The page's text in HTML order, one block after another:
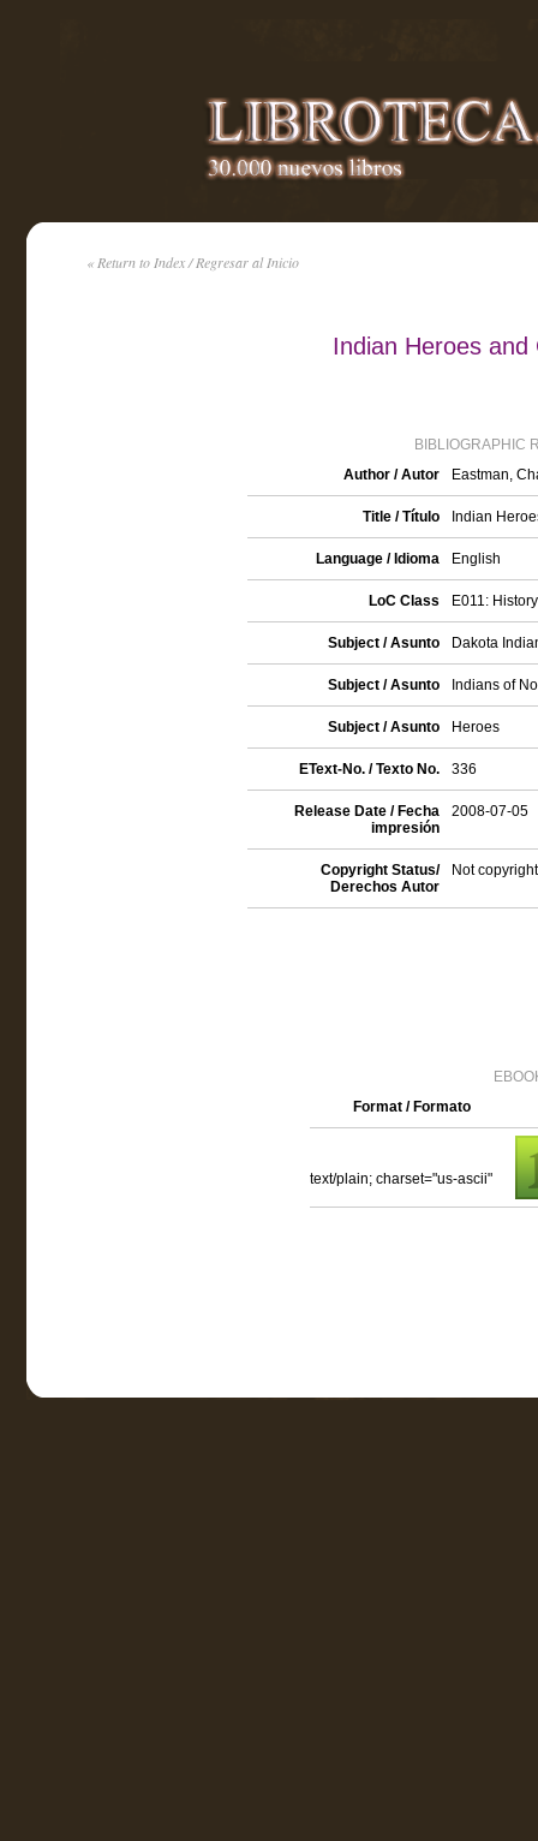
« Return to Index / Regresar al Inicio
Indian Heroes
BIBLIOGRAPHIC
Author / Autor
Eastman,
Title / Título Indian
Language / Idioma English
LoC Class E011:
Subject / Asunto Dakota
Subject / Asunto Indians of
Subject / Asunto Heroes
EText-No. / Texto No. 336
Release Date / Fecha
impresión
2008-07-05
Copyright Status/
Derechos Autor
Not
Format / Formato
text/plain; charset="us-ascii"